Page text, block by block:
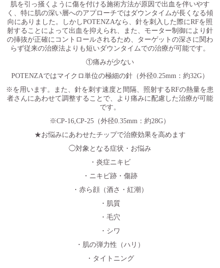
肌を引っ掻くように傷を付ける施術方法が原因で出血を伴いやす
く、特に肌の深い層へのアプローチではダウンタイムが長くなる傾
向にありました。しかしPOTENZAなら、針を刺入した際にRFを照
射することによって出血を抑えられ、また、モーター制御により針
の挿抜が正確にコントロールされるため、ターゲットの深さに関わ
らず従来の治療法よりも短いダウンタイムでの治療が可能です。
①痛みが少ない
POTENZAではマイクロ単位の極細の針（外径0.25mm：約32G）
※を用います。また、針を刺す速度と間隔、照射するRFの熱量を患
者さんにあわせて調整することで、より痛みに配慮した治療が可能
です。
※CP-16,CP-25 （外径0.35mm ：約28G）
★お悩みにあわせたチップで治療効果を高めます
◯対象となる症状・お悩み
・炎症ニキビ
・ニキビ跡・傷跡
・赤ら顔（酒さ・紅潮）
・肌質
・毛穴
・シワ
・肌の弾力性（ハリ）
・タイトニング